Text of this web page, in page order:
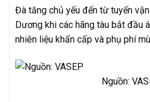
Đà tăng chủ yếu đến từ tuyến
Dương khi các hãng tàu bắt đầu
nhiên liệu khẩn cấp và phụ phí
Nguồn: